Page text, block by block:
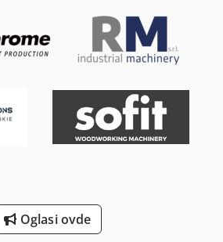
1150/75C | 2009 | 3000bph Handle
TL | 2009. | 3000bph
| Auxiemba | Gacela R-16/8-HM-12
| MACSA | K-1030PLUS | 2008.
Shrink Packer | SMI | LSK 30F | 2002
u minuti 2*2 do 2,5L / 2 do 5L)
Oglasi ovde